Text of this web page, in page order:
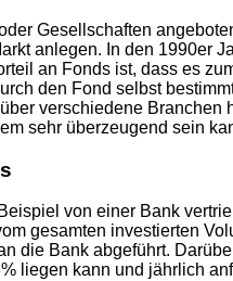
Gesellschaften
anlegen. In den 1990er
an Fonds ist, dass es
den Fond selbst
verschiedene
sehr überzeugend sein
von einer Bank
gesamten investierten
die Bank abgeführt.
liegen kann und jährlich